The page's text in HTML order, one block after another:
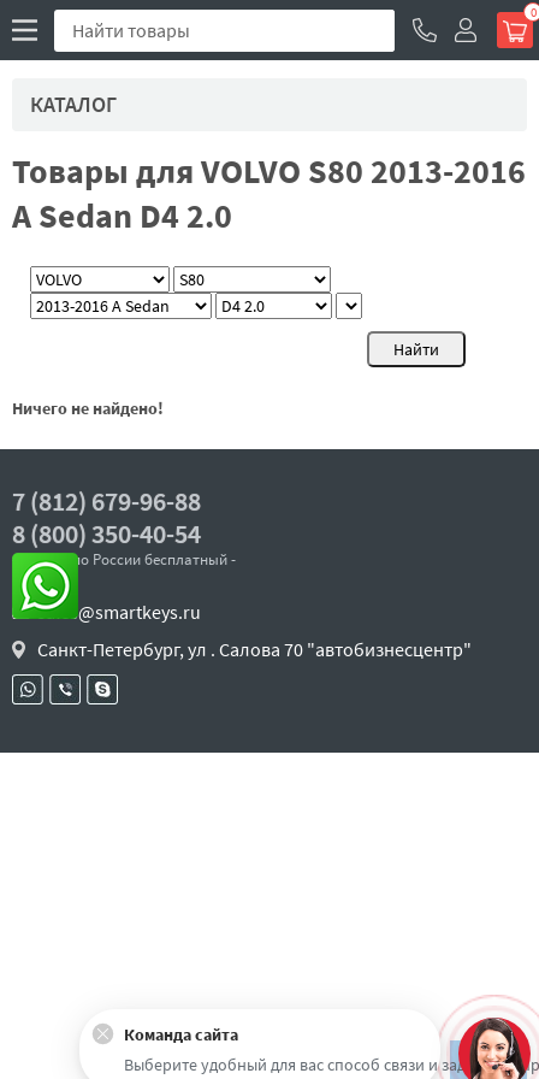
0
КАТАЛОГ
Товары для VOLVO S80 2013-2016
A Sedan D4 2.0
Ничего не найдено!
7 (812) 679-96-88
8 (800) 350-40-54
- звонок по России бесплатный -
sales@smartkeys.ru
Санкт-Петербург, ул . Салова 70 "автобизнесцентр"
Наверх
Команда сайта
Выберите удобный для вас способ связи и задайте